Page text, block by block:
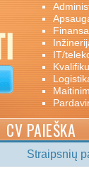
IT/
CV PAIEŠKA
Straipsnių